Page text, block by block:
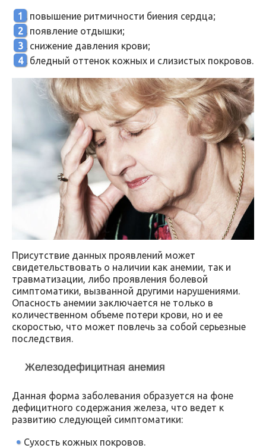
повышение ритмичности биения сердца;
появление отдышки;
снижение давления крови;
бледный оттенок кожных и слизистых покровов.
Присутствие данных проявлений может
свидетельствовать о наличии как анемии, так и
травматизации, либо проявления болевой
симптоматики, вызванной другими нарушениями.
Опасность анемии заключается не только в
количественном объеме потери крови, но и ее
скоростью, что может повлечь за собой серьезные
последствия.
Железодефицитная анемия
Данная форма заболевания образуется на фоне
дефицитного содержания железа, что ведет к
развитию следующей симптоматики:
Сухость кожных покровов.